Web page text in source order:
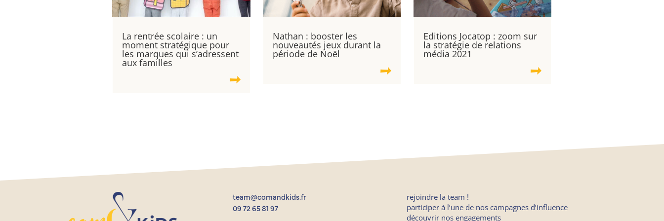
La rentrée scolaire : un
moment stratégique pour
les marques qui s’adressent
aux familles
Nathan : booster les
nouveautés jeux durant la
période de Noël
Editions Jocatop : zoom sur
la stratégie de relations
média 2021
team@comandkids.fr
09 72 65 81 97
rejoindre la team !
participer à l’une de nos campagnes d’influence
découvrir nos engagements